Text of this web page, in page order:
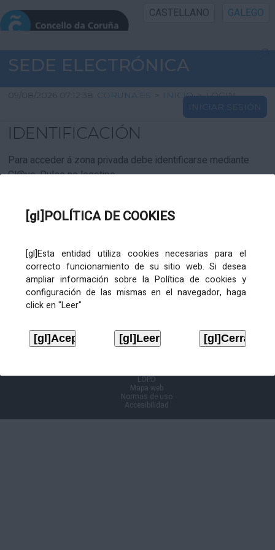
[gl]POLÍTICA DE COOKIES
[gl]Esta entidad utiliza cookies necesarias para el
correcto funcionamiento de su sitio web. Si desea
ampliar información sobre la Política de cookies y
configuración de las mismas en el navegador, haga
click en "Leer"
CASTELLANO GALEGO
INICIO SEDE
INICIO
INFORMACIÓN PÚBLICA
CARTAFOL CIDADÁN
SEDE ELECTRÓNICA
09/08/2026 07:12:38 CORUNA.ES > INICIO > LOGIN
INICIAR SESIÓN
IDENTIFICACIÓN
Para acceder á zona privada debe identificarse mediante
Cl@ve. Pulse no logotipo
LOPD
Mapa web
Normas de uso
Accesibilidad